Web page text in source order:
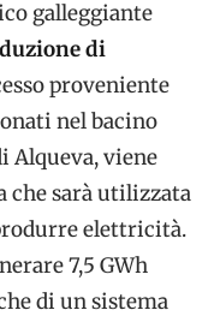
galleggiante
di
proveniente
nel bacino
Alqueva, viene
che sarà utilizzata
elettricità.
7,5 GWh
di un sistema